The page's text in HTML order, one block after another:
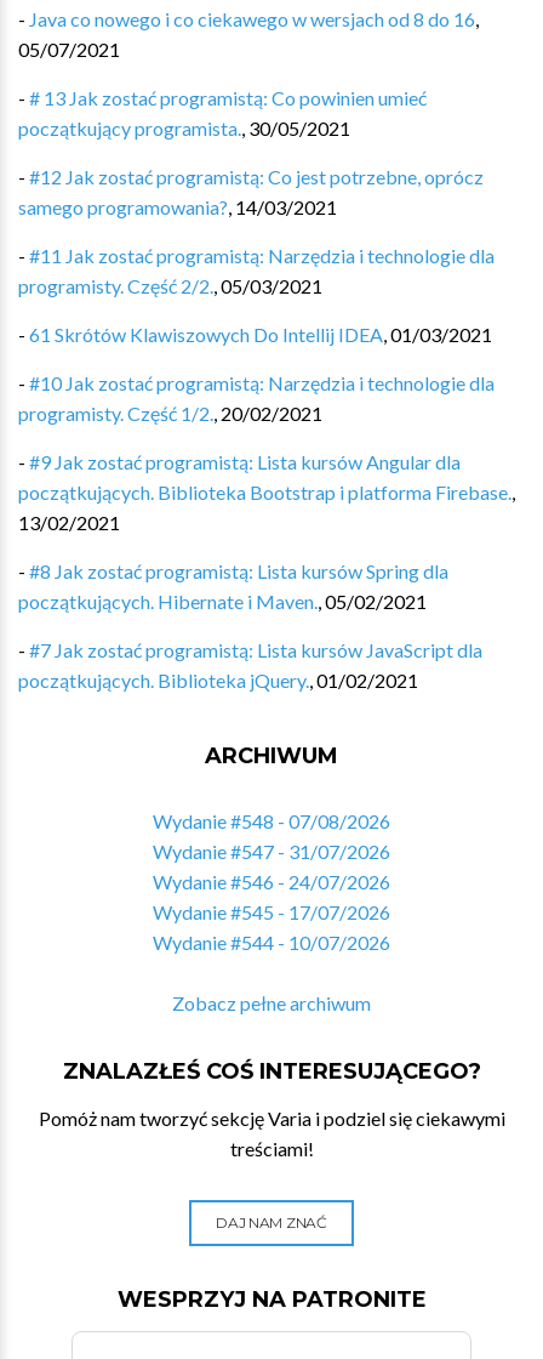
- Java co nowego i co ciekawego w wersjach od 8 do 16,
05/07/2021
- # 13 Jak zostać programistą: Co powinien umieć
początkujący programista., 30/05/2021
- #12 Jak zostać programistą: Co jest potrzebne, oprócz
samego programowania?, 14/03/2021
- #11 Jak zostać programistą: Narzędzia i technologie dla
programisty. Część 2/2.,05/03/2021
- 61 Skrótów Klawiszowych Do Intellij IDEA,01/03/2021
- #10 Jak zostać programistą: Narzędzia i technologie dla
programisty. Część 1/2., 20/02/2021
- #9 Jak zostać programistą: Lista kursów Angular dla
początkujących. Biblioteka Bootstrap i platforma Firebase.,
13/02/2021
- #8 Jak zostać programistą: Lista kursów Spring dla
początkujących. Hibernate i Maven.,05/02/2021
- #7 Jak zostać programistą: Lista kursów JavaScript dla
początkujących. Biblioteka jQuery.,01/02/2021
ARCHIWUM
Wydanie #548 - 07/08/2026
Wydanie #547 - 31/07/2026
Wydanie #546 - 24/07/2026
Wydanie #545 - 17/07/2026
Wydanie #544 - 10/07/2026
Zobacz pełne archiwum
ZNALAZŁEŚ COŚ INTERESUJĄCEGO?
Pomóż nam tworzyć sekcję Varia i podziel się ciekawymi
treściami!
DAJ NAM ZNAĆ
WESPRZYJ NA PATRONITE